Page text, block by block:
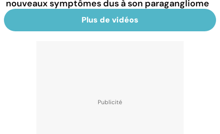
nouveaux symptômes dus à son paragangliome
Plus de vidéos